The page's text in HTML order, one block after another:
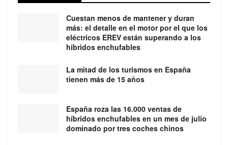
Cuestan menos de mantener y duran
más: el detalle en el motor por el que los
eléctricos EREV están superando a los
híbridos enchufables
La mitad de los turismos en España
tienen más de 15 años
España roza las 16.000 ventas de
híbridos enchufables en un mes de julio
dominado por tres coches chinos